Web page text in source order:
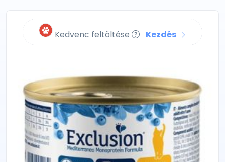
Kedvenc feltöltése Kezdés